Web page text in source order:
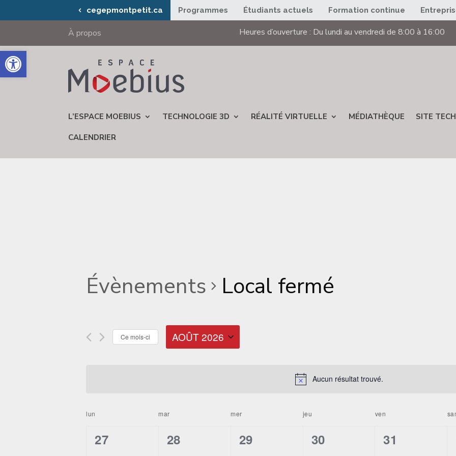
Ouvrir la barre d’outils
cegepmontpetit.ca Programmes Étudiants actuels Formation continue
À propos Heures d’ouverture : Du lundi au vendredi de 8:00 à 16:00
L’ESPACE MOEBIUS TECHNOLOGIE 3D RÉALITÉ VIRTUELLE MÉDIATHÈQUE SITE
CALENDRIER
Aucun résultat trouvé.
Évènements Local fermé
Ce mois-ci AOÛT 2026
Calendrier
Évènements
lun mar mer jeu ven
0
27
0
28
0
29
0
30
0
31